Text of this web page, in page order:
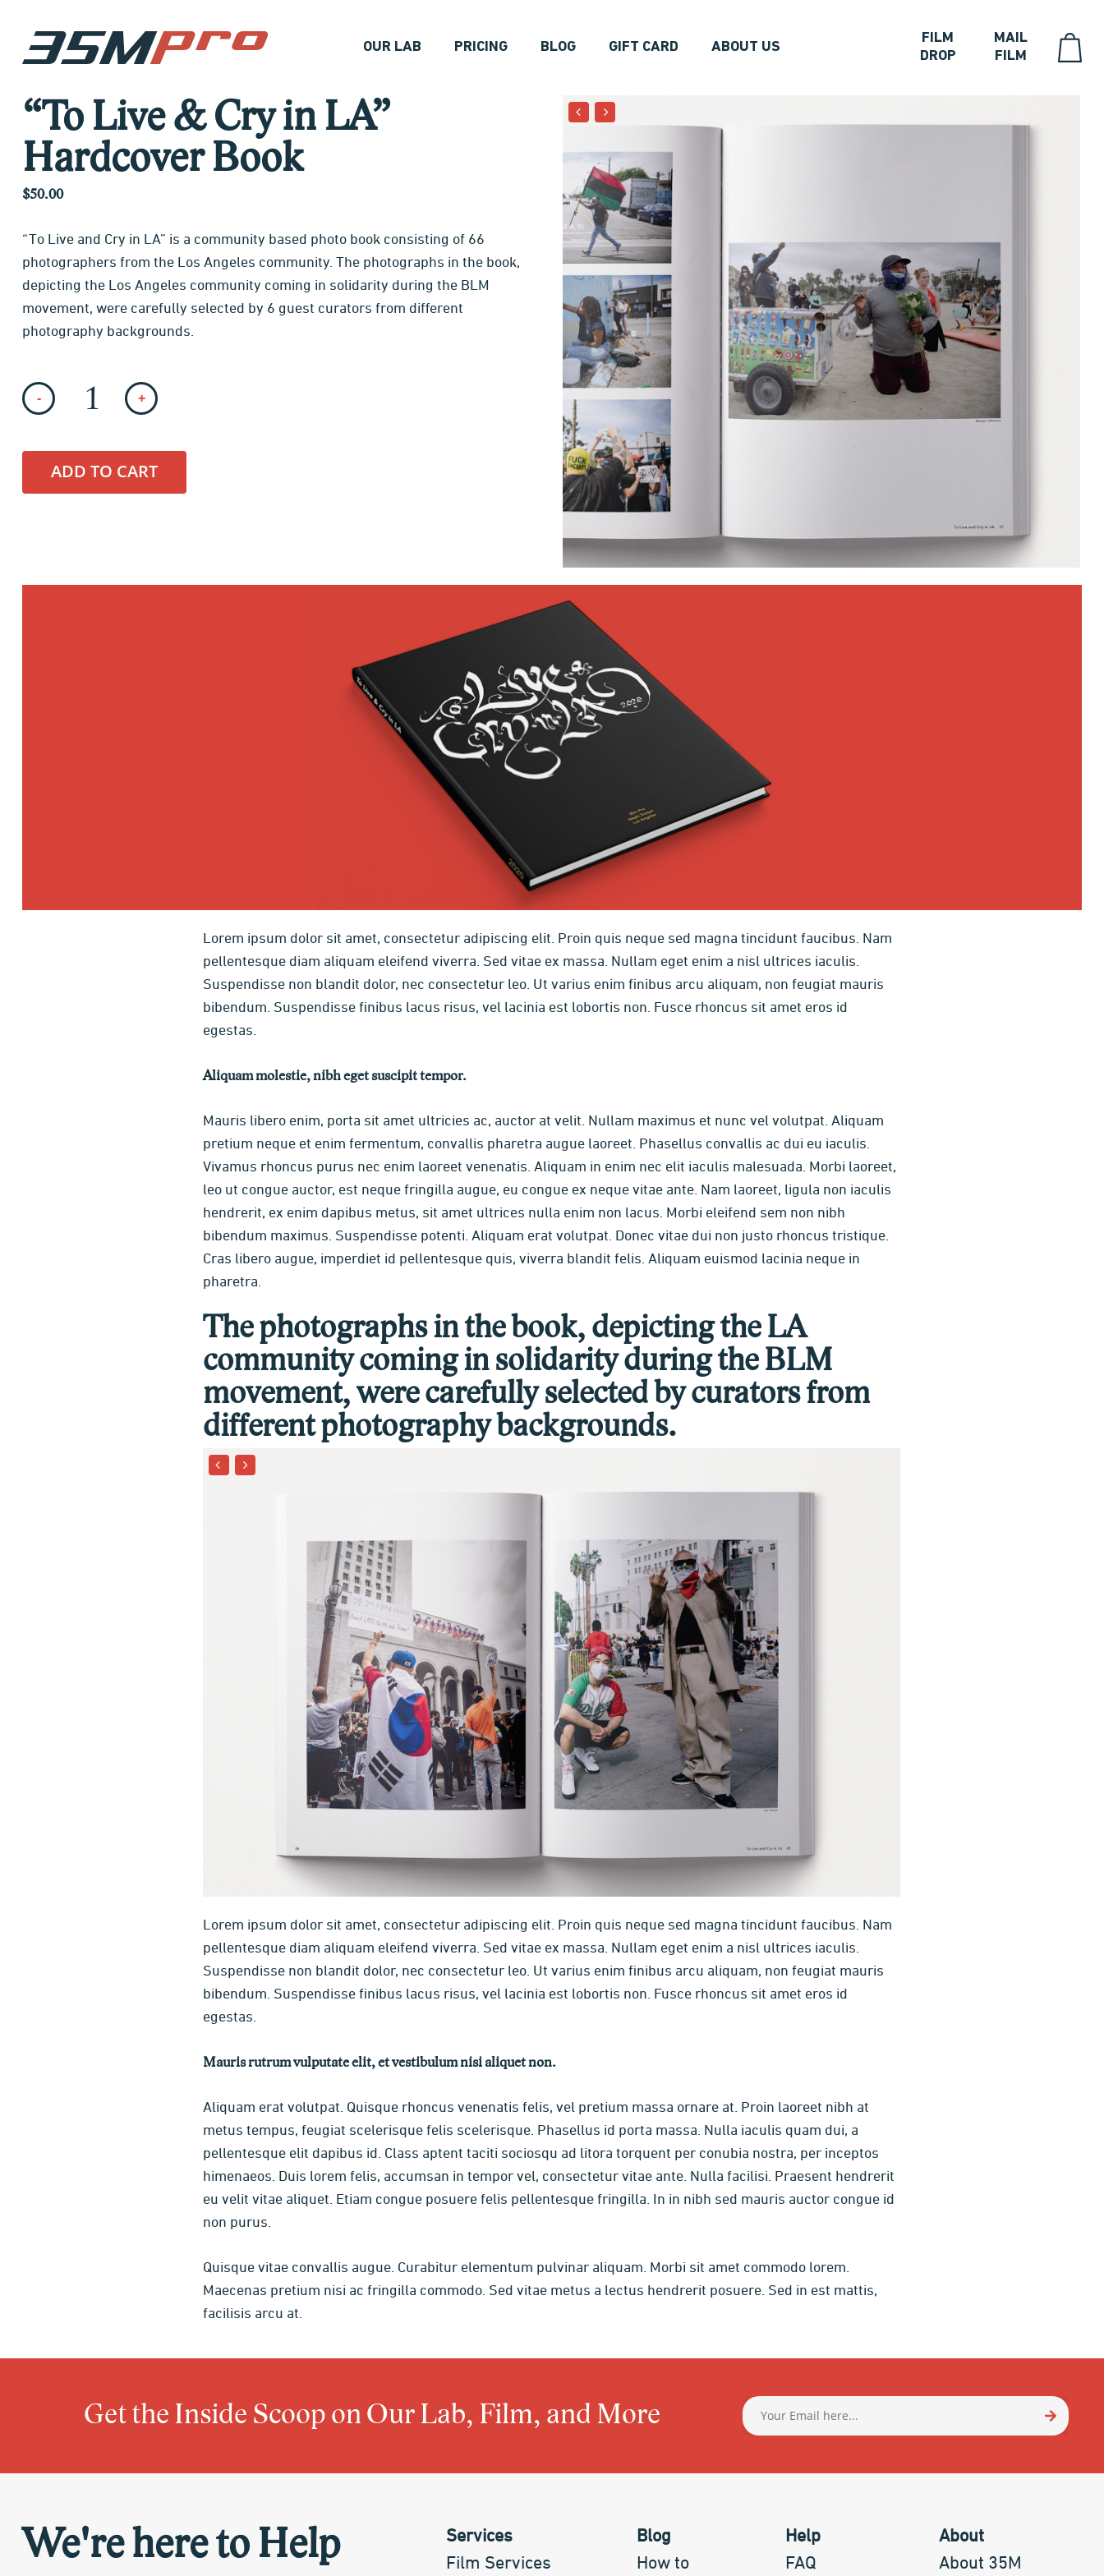
OUR LAB PRICING BLOG GIFT CARD ABOUT US
FILM
DROP
MAIL
FILM
“To Live & Cry in LA”
Hardcover Book
$50.00
“To Live and Cry in LA” is a community based photo book consisting of 66
photographers from the Los Angeles community. The photographs in the book,
depicting the Los Angeles community coming in solidarity during the BLM
movement, were carefully selected by 6 guest curators from different
photography backgrounds.
- +
ADD TO CART
Lorem ipsum dolor sit amet, consectetur adipiscing elit. Proin quis neque sed magna tincidunt faucibus. Nam
pellentesque diam aliquam eleifend viverra. Sed vitae ex massa. Nullam eget enim a nisl ultrices iaculis.
Suspendisse non blandit dolor, nec consectetur leo. Ut varius enim finibus arcu aliquam, non feugiat mauris
bibendum. Suspendisse finibus lacus risus, vel lacinia est lobortis non. Fusce rhoncus sit amet eros id
egestas.
Aliquam molestie, nibh eget suscipit tempor.
Mauris libero enim, porta sit amet ultricies ac, auctor at velit. Nullam maximus et nunc vel volutpat. Aliquam
pretium neque et enim fermentum, convallis pharetra augue laoreet. Phasellus convallis ac dui eu iaculis.
Vivamus rhoncus purus nec enim laoreet venenatis. Aliquam in enim nec elit iaculis malesuada. Morbi laoreet,
leo ut congue auctor, est neque fringilla augue, eu congue ex neque vitae ante. Nam laoreet, ligula non iaculis
hendrerit, ex enim dapibus metus, sit amet ultrices nulla enim non lacus. Morbi eleifend sem non nibh
bibendum maximus. Suspendisse potenti. Aliquam erat volutpat. Donec vitae dui non justo rhoncus tristique.
Cras libero augue, imperdiet id pellentesque quis, viverra blandit felis. Aliquam euismod lacinia neque in
pharetra.
The photographs in the book, depicting the LA
community coming in solidarity during the BLM
movement, were carefully selected by curators from
different photography backgrounds.
Lorem ipsum dolor sit amet, consectetur adipiscing elit. Proin quis neque sed magna tincidunt faucibus. Nam
pellentesque diam aliquam eleifend viverra. Sed vitae ex massa. Nullam eget enim a nisl ultrices iaculis.
Suspendisse non blandit dolor, nec consectetur leo. Ut varius enim finibus arcu aliquam, non feugiat mauris
bibendum. Suspendisse finibus lacus risus, vel lacinia est lobortis non. Fusce rhoncus sit amet eros id
egestas.
Mauris rutrum vulputate elit, et vestibulum nisi aliquet non.
Aliquam erat volutpat. Quisque rhoncus venenatis felis, vel pretium massa ornare at. Proin laoreet nibh at
metus tempus, feugiat scelerisque felis scelerisque. Phasellus id porta massa. Nulla iaculis quam dui, a
pellentesque elit dapibus id. Class aptent taciti sociosqu ad litora torquent per conubia nostra, per inceptos
himenaeos. Duis lorem felis, accumsan in tempor vel, consectetur vitae ante. Nulla facilisi. Praesent hendrerit
eu velit vitae aliquet. Etiam congue posuere felis pellentesque fringilla. In in nibh sed mauris auctor congue id
non purus.
Quisque vitae convallis augue. Curabitur elementum pulvinar aliquam. Morbi sit amet commodo lorem.
Maecenas pretium nisi ac fringilla commodo. Sed vitae metus a lectus hendrerit posuere. Sed in est mattis,
facilisis arcu at.
Get the Inside Scoop on Our Lab, Film, and More
We're here to Help
Services
Film Services
Blog
How to
Help
FAQ
About
About 35M